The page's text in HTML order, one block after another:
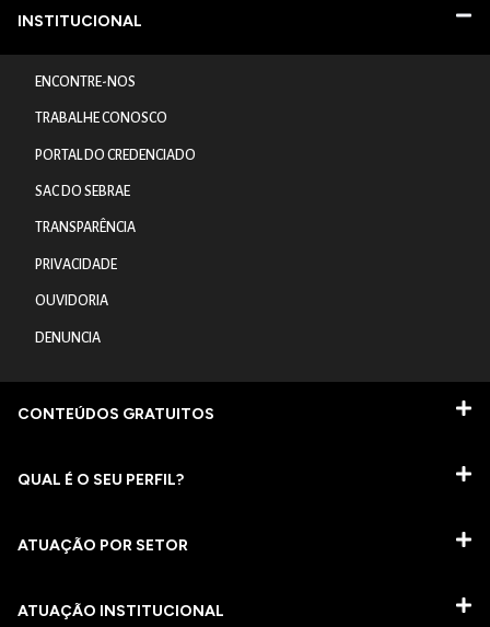
INSTITUCIONAL
ENCONTRE-NOS
TRABALHE CONOSCO
PORTAL DO CREDENCIADO
SAC DO SEBRAE
TRANSPARÊNCIA
PRIVACIDADE
OUVIDORIA
DENUNCIA
CONTEÚDOS GRATUITOS
QUAL É O SEU PERFIL?
ATUAÇÃO POR SETOR
ATUAÇÃO INSTITUCIONAL